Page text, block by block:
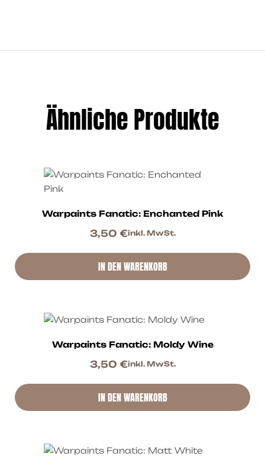
Ähnliche Produkte
Warpaints Fanatic: Enchanted Pink
3,50 €inkl. MwSt.
IN DEN WARENKORB
Warpaints Fanatic: Moldy Wine
3,50 €inkl. MwSt.
IN DEN WARENKORB